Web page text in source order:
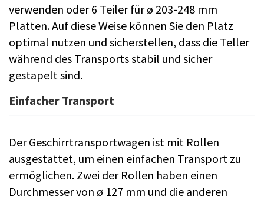
verwenden oder 6 Teiler für ø 203-248 mm
Platten. Auf diese Weise können Sie den Platz
optimal nutzen und sicherstellen, dass die Teller
während des Transports stabil und sicher
gestapelt sind.
Einfacher Transport
Der Geschirrtransportwagen ist mit Rollen
ausgestattet, um einen einfachen Transport zu
ermöglichen. Zwei der Rollen haben einen
Durchmesser von ø 127 mm und die anderen